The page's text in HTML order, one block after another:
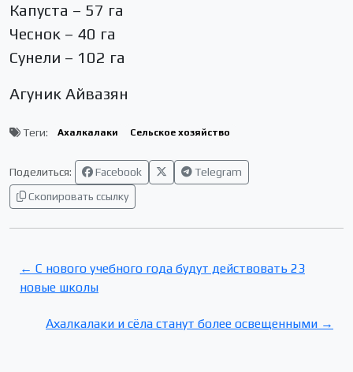
Капуста – 57 га
Чеснок – 40 га
Сунели – 102 га
Агуник Айвазян
Теги: Ахалкалаки Сельское хозяйство
Поделиться: Facebook
Telegram
Скопировать ссылку
← С нового учебного года будут действовать 23
новые школы
Ахалкалаки и сёла станут более освещенными →